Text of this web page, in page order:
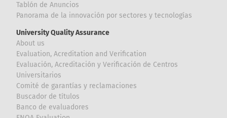
Tablón de Anuncios
Panorama de la innovación por sectores y tecnologías
University Quality Assurance
About us
Evaluation, Acreditation and Verification
Evaluación, Acreditación y Verificación de Centros
Universitarios
Comité de garantías y reclamaciones
Buscador de títulos
Banco de evaluadores